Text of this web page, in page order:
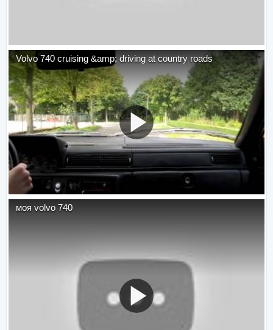
Volvo 740 cruising &amp; driving at country roads
моя volvo 740